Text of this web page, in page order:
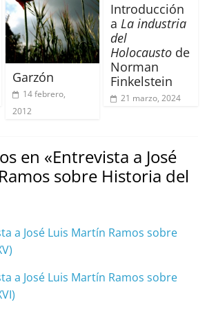
Garzón
14 febrero,
2012
Introducción
a La industria
del
Holocaustode
Norman
Finkelstein
21 marzo, 2024
en «Entrevista a José
sobre Historia del
a José Luis Martín Ramos sobre
a José Luis Martín Ramos sobre